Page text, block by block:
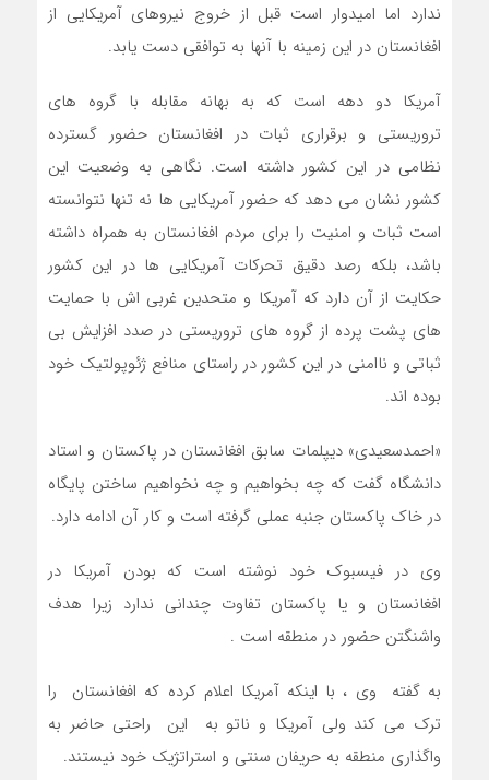
ندارد اما امیدوار است قبل از خروج نیروهای آمریکایی از
افغانستان در این زمینه با آنها به توافقی دست یابد.
آمریکا دو دهه است که به بهانه مقابله با گروه های
تروریستی و برقراری ثبات در افغانستان حضور گسترده
نظامی در این کشور داشته است. نگاهی به وضعیت این
کشور نشان می دهد که حضور آمریکایی ها نه تنها نتوانسته
است ثبات و امنیت را برای مردم افغانستان به همراه داشته
باشد، بلکه رصد دقیق تحرکات آمریکایی ها در این کشور
حکایت از آن دارد که آمریکا و متحدین غربی اش با حمایت
های پشت پرده از گروه های تروریستی در صدد افزایش بی
ثباتی و ناامنی در این کشور در راستای منافع ژئوپولتیک خود
بوده اند.
«احمدسعیدی» دیپلمات سابق افغانستان در پاکستان و استاد
دانشگاه گفت که چه بخواهیم و چه نخواهیم ساختن پایگاه
در خاک پاکستان جنبه عملی گرفته است و کار آن ادامه دارد.
وی در فیسبوک خود نوشته است که بودن آمریکا در
افغانستان و یا پاکستان تفاوت چندانی ندارد زیرا هدف
واشنگتن حضور در منطقه است .
به گفته وی ، با اینکه آمریکا اعلام کرده که افغانستان را
ترک می کند ولی آمریکا و ناتو به این راحتی حاضر به
واگذاری منطقه به حریفان سنتی و استراتژیک خود نیستند.